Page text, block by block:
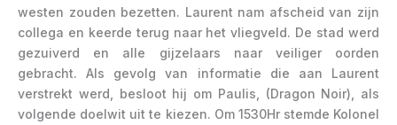
westen zouden bezetten. Laurent nam afscheid van zijn
collega en keerde terug naar het vliegveld. De stad werd
gezuiverd en alle gijzelaars naar veiliger oorden
gebracht. Als gevolg van informatie die aan Laurent
verstrekt werd, besloot hij om Paulis, (Dragon Noir), als
volgende doelwit uit te kiezen. Om 1530Hr stemde Kolonel